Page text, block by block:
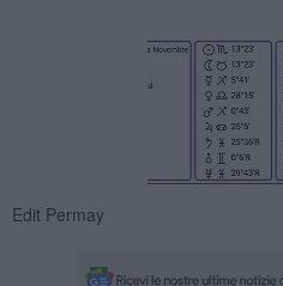
Edit Permay